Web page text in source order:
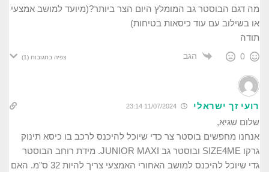
מה דגם הבוסטר גב המומלץ היום הצר ביותר?(מיועד למושב אמצעי
או בשילוב עם עוד כיסאות בטיחות)
תודה
0 הגב צפיה בתגובות (1)
רועי זך ישראלי
שלום שגיא,
אנחנו מחפשים בוסטר צר כדי שיוכל להיכנס לרכב בו כיסא תינוק
גרקו SIZE4ME ובוסטר גב JUNIOR MAXI. מידת רוחב הבוסטר
גדי שיוכל להיכנס למושב האחורי האמצעי צריך להיות 32 ס"מ. האם